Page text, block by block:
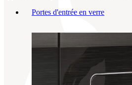
Portes d'entrée en verre